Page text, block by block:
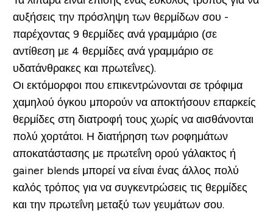
αυξήσεις την πρόσληψη των θερμίδων σου -
παρέχοντας 9 θερμίδες ανά γραμμάριο (σε
αντίθεση με 4 θερμίδες ανά γραμμάριο σε
υδατάνθρακες και πρωτεΐνες).
Οι εκτόμορφοι που επικεντρώνονται σε τρόφιμα
χαμηλού όγκου μπορούν να αποκτήσουν επαρκείς
θερμίδες στη διατροφή τους χωρίς να αισθάνονται
πολύ χορτάτοι. Η διατήρηση των ροφημάτων
αποκατάστασης με πρωτεΐνη ορού γάλακτος ή
gainer blends μπορεί να είναι ένας άλλος πολύ
καλός τρόπος για να συγκεντρώσεις τις θερμίδες
και την πρωτεΐνη μεταξύ των γευμάτων σου.